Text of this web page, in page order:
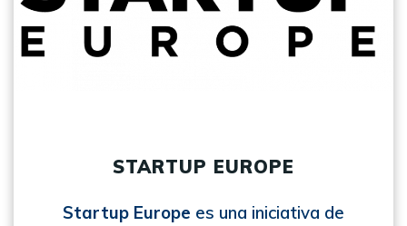
STARTUP EUROPE
Startup Europe es una iniciativa de